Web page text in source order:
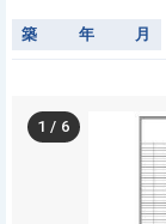
築 年 月
1 / 6